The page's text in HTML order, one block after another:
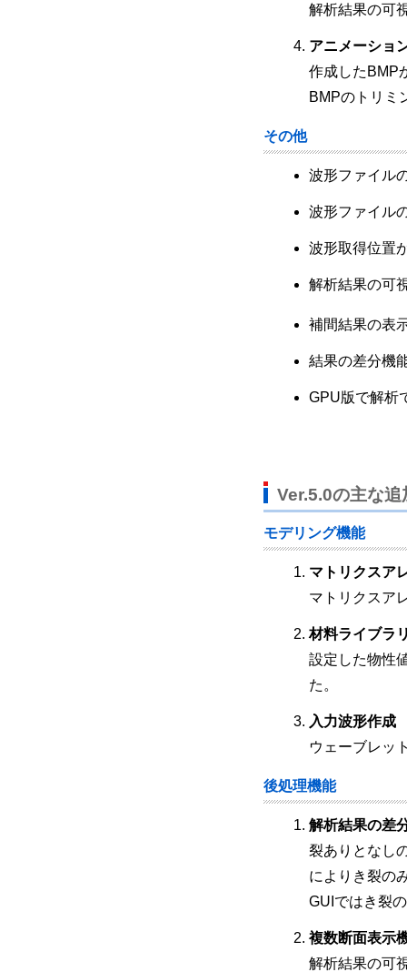
解析結果の可
アニメーショ
作成したBMP
BMPのトリミ
その他
波形ファイル
波形ファイル
波形取得位置
解析結果の可
補間結果の表
結果の差分機
GPU版で解析
Ver.5.0の主な追
モデリング機能
マトリクスア
マトリクスア
材料ライブラ
設定した物性
た。
入力波形作成
ウェーブレッ
後処理機能
解析結果の差
裂ありとなし
によりき裂の
GUIではき裂
複数断面表示
解析結果の可